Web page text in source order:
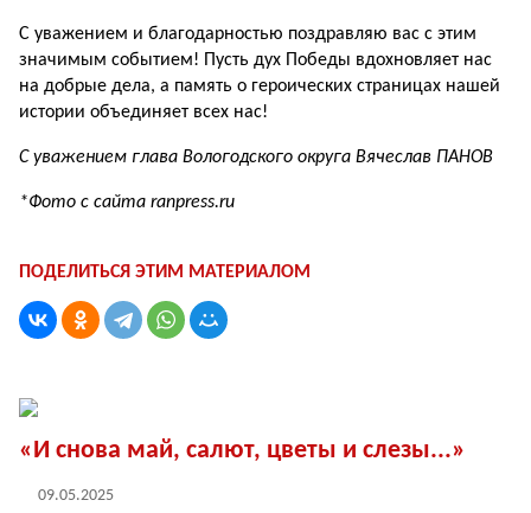
С уважением и благодарностью поздравляю вас с этим
значимым событием! Пусть дух Победы вдохновляет нас
на добрые дела, а память о героических страницах нашей
истории объединяет всех нас!
С уважением глава Вологодского округа Вячеслав ПАНОВ
*Фото с сайта ranpress.ru
ПОДЕЛИТЬСЯ ЭТИМ МАТЕРИАЛОМ
«И снова май, салют, цветы и слезы...»
09.05.2025